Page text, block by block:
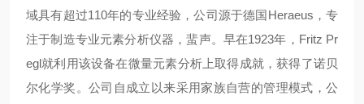
域具有超过110年的专业经验，公司源于德国Heraeus，专
注于制造专业元素分析仪器，蜚声。早在1923年，Fritz Pr
egl就利用该设备在微量元素分析上取得成就，获得了诺贝
尔化学奖。公司自成立以来采用家族自营的管理模式，公